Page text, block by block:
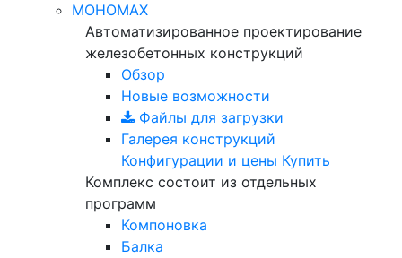
МОНОМАХ
Автоматизированное проектирование
железобетонных конструкций
Обзор
Новые возможности
Файлы для загрузки
Галерея конструкций
Конфигурации и цены Купить
Комплекс состоит из отдельных
программ
Компоновка
Балка